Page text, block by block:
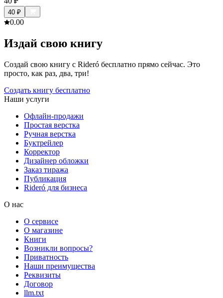
40 ₽
0.00
Издай свою книгу
Создай свою книгу с Rideró бесплатно прямо сейчас. Это
просто, как раз, два, три!
Создать книгу бесплатно
Наши услуги
Офлайн-продажи
Простая верстка
Ручная верстка
Буктрейлер
Корректор
Дизайнер обложки
Заказ тиража
Публикация
Rideró для бизнеса
О нас
О сервисе
О магазине
Книги
Возникли вопросы?
Приватность
Наши преимущества
Реквизиты
Договор
llm.txt